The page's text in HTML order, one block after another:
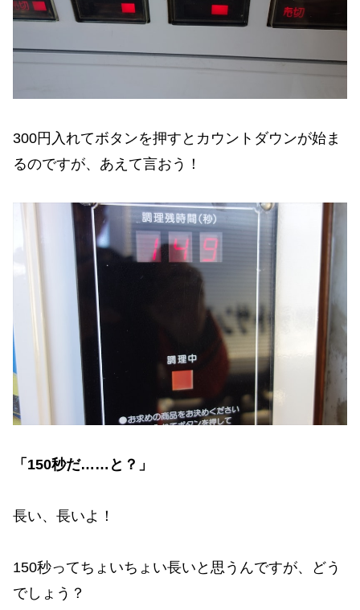
300円入れてボタンを押すとカウントダウンが始ま
るのですが、あえて言おう！
「150秒だ……と？」
長い、長いよ！
150秒ってちょいちょい長いと思うんですが、どう
でしょう？